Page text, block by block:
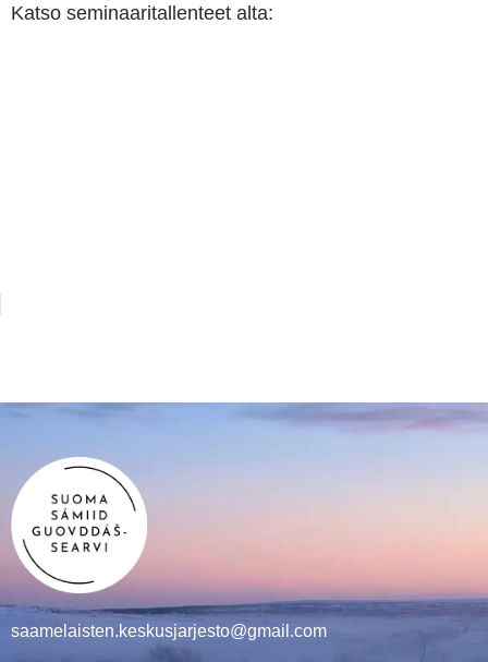
Katso seminaaritallenteet alta:
saamelaisten.keskusjarjesto@gmail.com